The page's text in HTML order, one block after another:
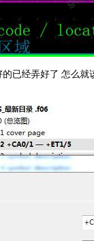
已经弄好了 怎么